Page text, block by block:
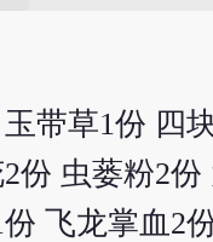
带草1份 四
份 虫蒌粉2
飞龙掌血2